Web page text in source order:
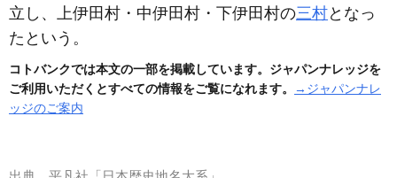
立し、上伊田村・中伊田村・下伊田村の三村となっ
たという。
コトバンクでは本文の一部を掲載しています。ジャパンナレッジを
ご利用いただくとすべての情報をご覧になれます。
→ジャパンナレ
ッジのご案内